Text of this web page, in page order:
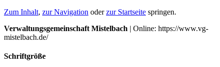
Zum Inhalt, zur Navigation oderzur Startseite springen.
Verwaltungsgemeinschaft Mistelbach | Online: https://www.vg-
mistelbach.de/
Schriftgröße